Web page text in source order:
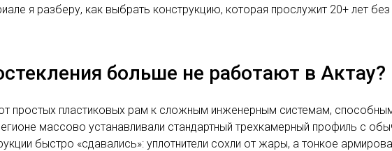
я разберу, как выбрать конструкцию, которая прослужит 20+ лет без
больше не работают в Актау?
простых пластиковых рам к сложным инженерным системам,
массово устанавливали стандартный трехкамерный профиль с
быстро «сдавались»: уплотнители сохли от жары, а тонкое